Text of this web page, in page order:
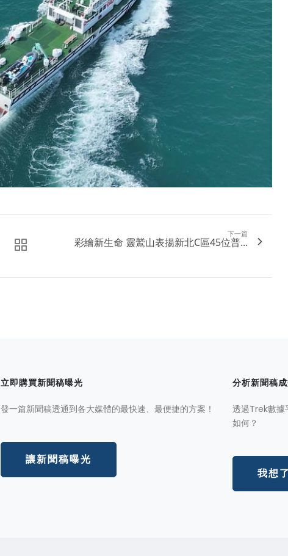
下一篇
彩繪新生命 靈鷲山表揚新北C區45位普...
立即購買新聞稿曝光
發一篇新聞稿透通到各大媒體的最快速、最便捷的方案！
讓新聞稿曝光
分析新聞稿
透過Trek數據
如何？
我想